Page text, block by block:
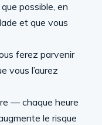
possible, en
et que vous
ferez parvenir
vous l’aurez
— chaque heure
le risque